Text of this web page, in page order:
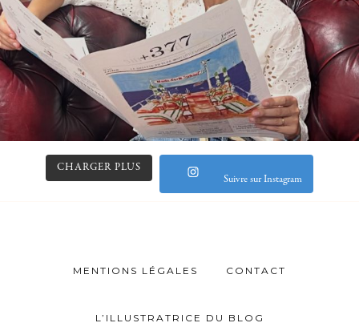
CHARGER PLUS
Suivre sur Instagram
MENTIONS LÉGALES CONTACT
L’ILLUSTRATRICE DU BLOG